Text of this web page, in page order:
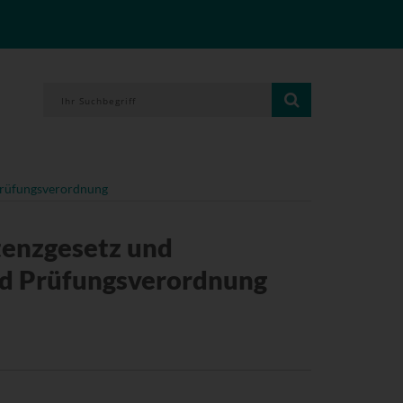
und
Prüfungsverordnung